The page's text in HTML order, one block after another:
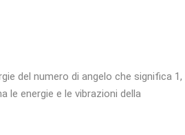
del numero di angelo che significa 1,
le energie e le vibrazioni della